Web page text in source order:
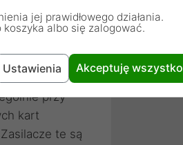
przy
kart
te są
jej prawidłowego działania.
koszyka albo się zalogować.
Ustawienia Akceptuję wszystko